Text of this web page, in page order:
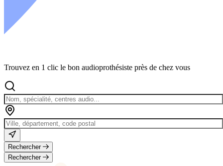
Trouvez en 1 clic le bon audioprothésiste près de chez vous
Rechercher
Rechercher